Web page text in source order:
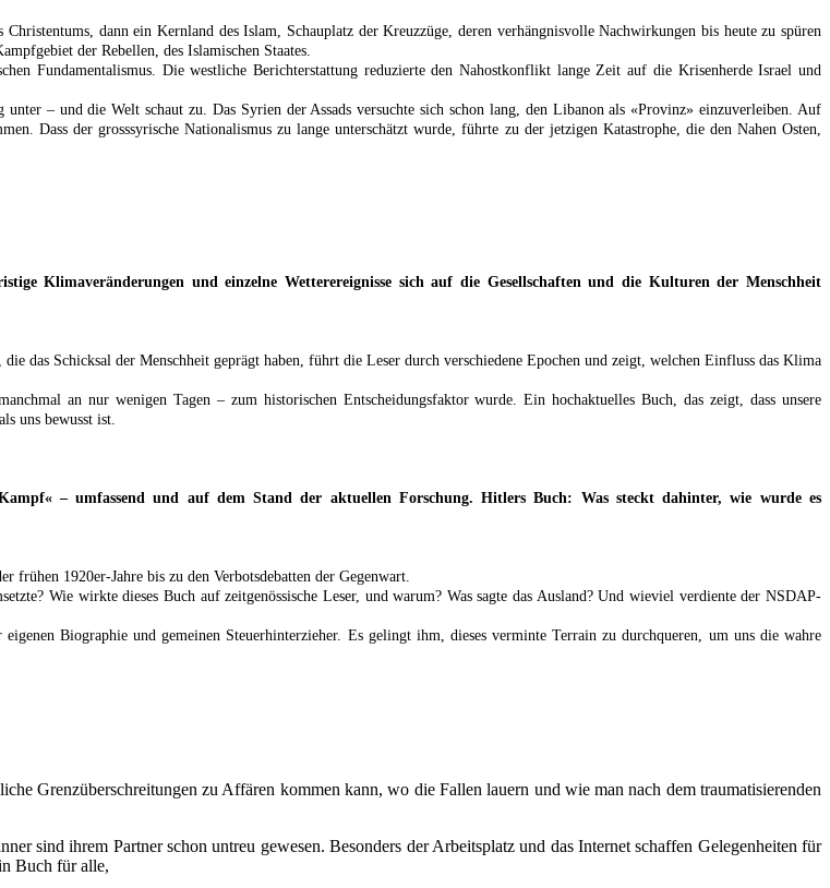
dann ein Kernland des Islam, Schauplatz der Kreuzzüge, deren verhängnisvolle Nachwirkungen bis heute zu spüren
der Rebellen, des Islamischen Staates.
Fundamentalismus. Die westliche Berichterstattung reduzierte den Nahostkonflikt lange Zeit auf die Krisenherde Israel und
– und die Welt schaut zu. Das Syrien der Assads versuchte sich schon lang, den Libanon als «Provinz» einzuverleiben. Auf
Dass der grosssyrische Nationalismus zu lange unterschätzt wurde, führte zu der jetzigen Katastrophe, die den Nahen Osten,
Klimaveränderungen und einzelne Wetterereignisse sich auf die Gesellschaften und die Kulturen der Menschheit
das Schicksal der Menschheit geprägt haben, führt die Leser durch verschiedene Epochen und zeigt, welchen Einfluss das Klima
an nur wenigen Tagen – zum historischen Entscheidungsfaktor wurde. Ein hochaktuelles Buch, das zeigt, dass unsere
uns bewusst ist.
– umfassend und auf dem Stand der aktuellen Forschung. Hitlers Buch: Was steckt dahinter, wie wurde es
1920er-Jahre bis zu den Verbotsdebatten der Gegenwart.
Wie wirkte dieses Buch auf zeitgenössische Leser, und warum? Was sagte das Ausland? Und wieviel verdiente der NSDAP-
Biographie und gemeinen Steuerhinterzieher. Es gelingt ihm, dieses verminte Terrain zu durchqueren, um uns die wahre
Grenzüberschreitungen zu Affären kommen kann, wo die Fallen lauern und wie man nach dem traumatisierenden
sind ihrem Partner schon untreu gewesen. Besonders der Arbeitsplatz und das Internet schaffen Gelegenheiten für
Buch für alle,